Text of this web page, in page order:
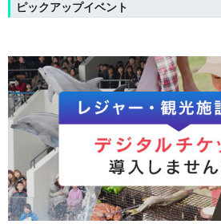
ピックアップイベント